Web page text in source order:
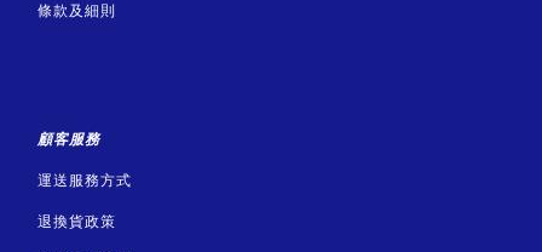
條款及細則
顧客服務
運送服務方式
退換貨政策